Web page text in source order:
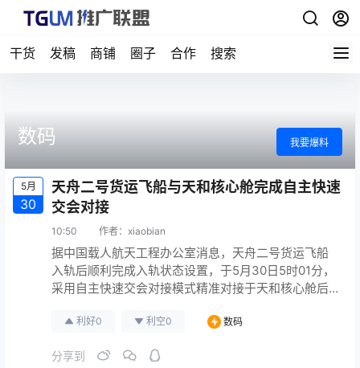
干货 发稿 商铺 圈子 合作 搜索
数码 我要爆料
5月
30
天舟二号货运飞船与天和核心舱完成自主快速
交会对接
10:50 作者： xiaobian
据中国载人航天工程办公室消息，天舟二号货运飞船
入轨后顺利完成入轨状态设置，于5月30日5时01分，
采用自主快速交会对接模式精准对接于天和核心舱后
原文连接
利好0 利空0 数码
分享到